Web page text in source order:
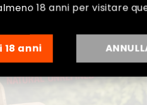
18 anni per visitare
18 anni